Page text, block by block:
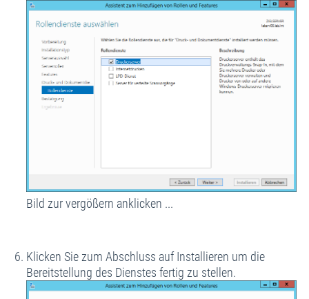
Bild zur vergößern anklicken ...
Klicken Sie zum Abschluss auf Installieren um die
Bereitstellung des Dienstes fertig zu stellen.